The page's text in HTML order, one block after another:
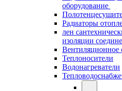
оборудование
Радиаторы
лен
изоляции
Вентиляционное
Теплоносители
Водонагреватели